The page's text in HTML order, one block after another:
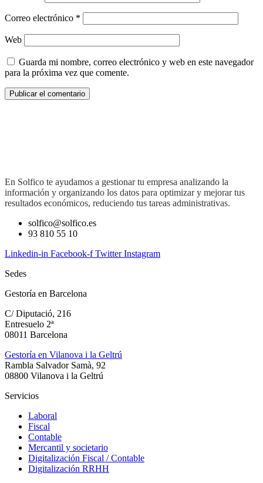
Correo electrónico *
Web
Guarda mi nombre, correo electrónico y web en este navegador
para la próxima vez que comente.
En Solfico te ayudamos a gestionar tu empresa analizando la
información y organizando los datos para optimizar y mejorar tus
resultados económicos, reduciendo tus tareas administrativas.
solfico@solfico.es
93 810 55 10
Linkedin-in Facebook-f Twitter Instagram
Sedes
Gestoría en Barcelona
C/ Diputació, 216
Entresuelo 2ª
08011 Barcelona
Gestoría en Vilanova i la Geltrú
Rambla Salvador Samà, 92
08800 Vilanova i la Geltrú
Servicios
Laboral
Fiscal
Contable
Mercantil y societario
Digitalización Fiscal / Contable
Digitalización RRHH